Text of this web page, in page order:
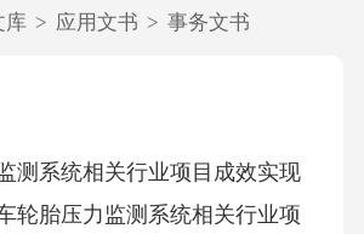
库 > 应用文书 > 事务文书
测系统相关行业项目成效实现
轮胎压力监测系统相关行业项